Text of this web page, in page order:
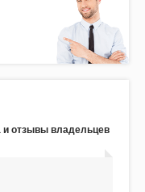
отзывы владельцев